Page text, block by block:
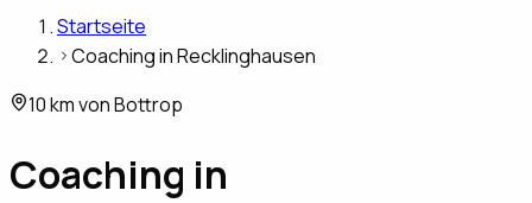
Startseite
Coaching in Recklinghausen
10 km von Bottrop
Coaching in